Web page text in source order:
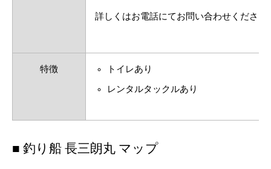
詳しくはお電話にてお問い合わせください
特徴 トイレあり
レンタルタックルあり
■ 釣り船 長三朗丸 マップ